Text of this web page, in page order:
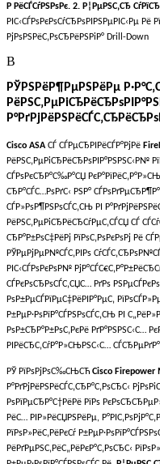
Р РёСЃСѓРЅРѕРє. 2. Р¦РµРЅС‚СЂ
РІС‹СЃРѕРєРѕСѓСЂРѕРІРЅРµРІС‹Рµ Рё
РјРѕРЅРёС‚РѕСЂРёРЅРіР° Drill-Down
В
РЎРЅРёР¶РµРЅРёРµ
Cisco ASAСЃ СЃРµСЂРІРёСЃР°РјРё
РёРЅС‚РµРіСЂРёСЂРѕРІР°РЅРЅС‹Р№
СЃРѕРєСЂР°С‰Р°СЏ
СЂР°СЃС…РѕРґС‹ РЅР°
СЃР»РѕР¶РЅРѕСЃС‚СЊ РІ
РёРЅС‚РµРіСЂРёСЂСѓРµС‚СЃСЏ СЃ
СЂР°Р±РѕС‡РёРј РїРѕС‚РѕРєРѕРј Рё
РЎРµРјРµР№СЃС‚РІРѕ
РІС‹СЃРѕРєРѕР№
СЃРєРѕСЂРѕСЃС‚СЏС… РґРѕ
РѕР±РµСЃРїРµС‡РёРІР°РµС‚
Р±РµР·РѕРїР°СЃРЅРѕСЃС‚СЊ РІ
РѕР±СЂР°Р±РѕС‚РєРё РґР°РЅРЅС‹С…
РІРёСЂС‚СѓР°Р»СЊРЅС‹С…
РЎ РїРѕРјРѕС‰СЊСЋ Cisco Firepower
Р°РґРјРёРЅРёСЃС‚СЂР°С‚РѕСЂС‹
РѕРїРµСЂР°С†РёРё РїРѕ
РёС… РІР»РёСЏРЅРёРµ,
РїРѕР»РёС‚РёРєСѓ
РёРґРµРЅС‚РёС„РёРєР°С‚РѕСЂС‹